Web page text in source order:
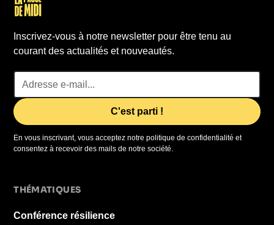
Inscrivez-vous à notre newsletter pour être tenu au
courant des actualités et nouveautés.
En vous inscrivant, vous acceptez notre politique de confidentialité et
consentez à recevoir des mails de notre société.
THÉMATIQUES
Conférence résilience